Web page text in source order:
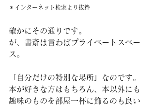
＊インターネット検索より抜粋
確かにその通りです。
が、書斎は言わばプライベートスペー
ス。
「自分だけの特別な場所」なのです。
本が好きな方はもちろん、本以外にも
趣味のものを部屋一杯に飾るのも良い